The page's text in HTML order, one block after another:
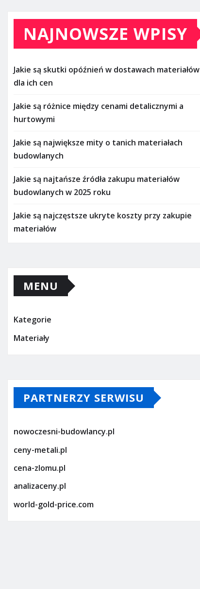
NAJNOWSZE WPISY
Jakie są skutki opóźnień w dostawach materiałów
dla ich cen
Jakie są różnice między cenami detalicznymi a
hurtowymi
Jakie są największe mity o tanich materiałach
budowlanych
Jakie są najtańsze źródła zakupu materiałów
budowlanych w 2025 roku
Jakie są najczęstsze ukryte koszty przy zakupie
materiałów
MENU
Kategorie
Materiały
PARTNERZY SERWISU
nowoczesni-budowlancy.pl
ceny-metali.pl
cena-zlomu.pl
analizaceny.pl
world-gold-price.com